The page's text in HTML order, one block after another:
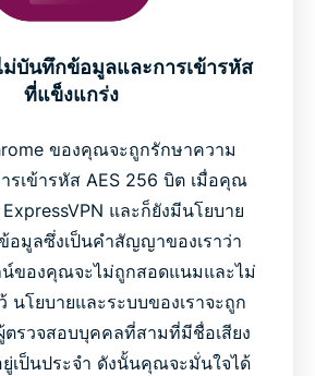
ม่บันทึกข้อมูลและการเข้ารหัส
ที่แข็งแกร่ง
ของคุณจะถูกรักษาความ
รเข้ารหัส AES 256 บิต เมื่อคุณ
และก็ยังมีนโยบาย
อมูลซึ่งเป็นคำสัญญาของเราว่า
ของคุณจะไม่ถูกสอดแนมและไม่
นโยบายและระบบของเราจะถูก
ตรวจสอบบุคคลที่สามที่มีชื่อเสียง
ยู่เป็นประจำ ดังนั้นคุณจะมั่นใจได้